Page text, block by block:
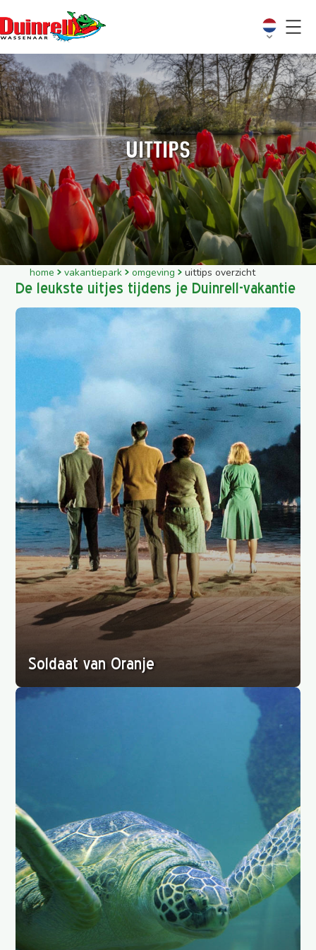
Uittips
home vakantiepark omgeving uittips overzicht
De leukste uitjes tijdens je Duinrell-vakantie
Soldaat van Oranje